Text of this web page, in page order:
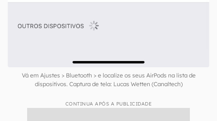
Vá em Ajustes > Bluetooth > e localize os seus AirPods na lista de
dispositivos. Captura de tela: Lucas Wetten (Canaltech)
CONTINUA APÓS A PUBLICIDADE